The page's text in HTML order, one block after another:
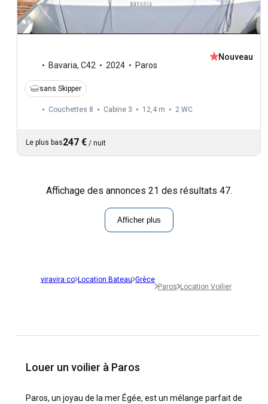
Bavaria, C42 2024 Paros
Nouveau
sans Skipper
Couchettes 8 Cabine 3 12,4 m 2 WC
Le plus bas247 € / nuit
Affichage des annonces 21 des résultats 47.
Afficher plus
viravira.co Location Bateau Grèce
Paros Location Voilier
Louer un voilier à Paros
Paros, un joyau de la mer Égée, est un mélange parfait de